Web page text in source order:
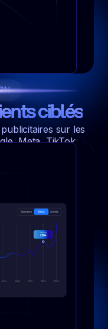
ciblés
sur les
Meta, TikTok.